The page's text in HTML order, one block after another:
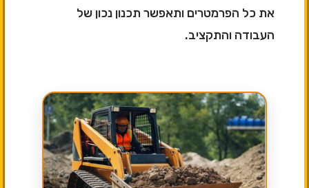
את כל הפרמטרים ותאפשר תכנון נכון של
העבודה והתקציב.